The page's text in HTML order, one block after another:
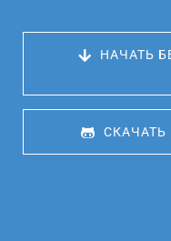
НАЧАТЬ
СКАЧАТЬ